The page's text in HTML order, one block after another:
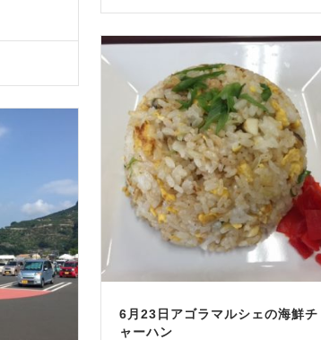
6月23日アゴラマルシェの海鮮チ
ャーハン